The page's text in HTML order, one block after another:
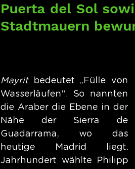
Puerta del Sol
Stadtmauern
Mayrit bedeutet „Fülle von
Wasserläufen“. So nannten
die Araber die Ebene in der
Nähe der Sierra de
Guadarrama, wo das
heutige Madrid liegt.
Jahrhundert wählte Philipp